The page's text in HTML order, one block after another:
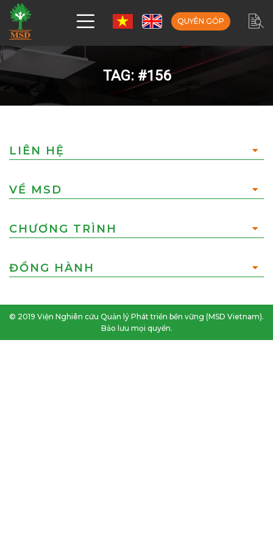
QUYÊN GÓP
TAG: #156
LIÊN HỆ
VỀ MSD
CHƯƠNG TRÌNH
ĐỒNG HÀNH
© 2019 Viện Nghiên cứu Quản lý Phát triển bền vững (MSD Vietnam).
Bảo lưu mọi quyền.